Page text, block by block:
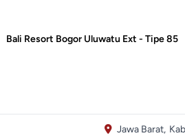
Bali Resort Bogor Uluwatu Ext - Tipe 85
Jawa Barat,